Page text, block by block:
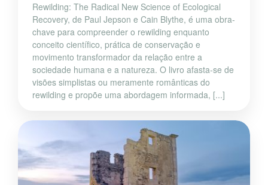
Rewilding: The Radical New Science of Ecological
Recovery, de Paul Jepson e Cain Blythe, é uma obra-
chave para compreender o rewilding enquanto
conceito científico, prática de conservação e
movimento transformador da relação entre a
sociedade humana e a natureza. O livro afasta-se de
visões simplistas ou meramente românticas do
rewilding e propõe uma abordagem informada, [...]